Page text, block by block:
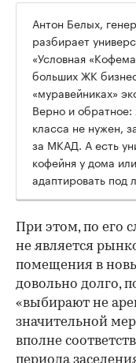
Антон Белых,
разбирает
«Условная
больших ЖК
«муравейниках»
Верно и
класса не нужен,
за МКАД. А есть
кофейня у дома
адаптировать под
При этом, по его
не является
помещения в
довольно долго,
«выбирают не
значительной
вполне
периода